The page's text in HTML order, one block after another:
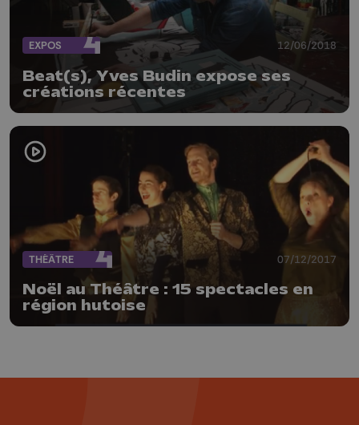
EXPOS 12/06/2018
Beat(s), Yves Budin expose ses
créations récentes
THÉÂTRE 07/12/2017
Noël au Théâtre : 15 spectacles en
région hutoise